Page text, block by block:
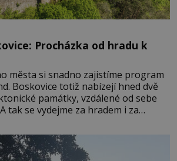
Procházka od hradu k
města si snadno zajistíme program
Boskovice totiž nabízejí hned dvě
památky, vzdálené od sebe
tak se vydejme za hradem i za
Drahanské vrchoviny vznikla někdy
roce 1313 kronikáři zaznamenali